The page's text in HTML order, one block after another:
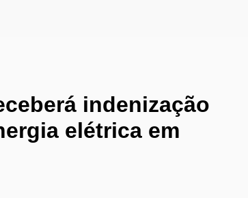
indenização
elétrica em